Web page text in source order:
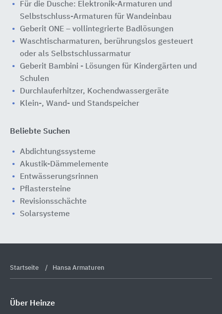
Für die Dusche: Elektronik-Armaturen und
Selbstschluss-Armaturen für Wandeinbau
Geberit ONE – vollintegrierte Badlösungen
Waschtischarmaturen, berührungslos gesteuert
oder als Selbstschlussarmatur
Geberit Bambini - Lösungen für Kindergärten und
Schulen
Durchlauferhitzer, Kochendwassergeräte
Klein-, Wand- und Standspeicher
Beliebte Suchen
Abdichtungssysteme
Akustik-Dämmelemente
Entwässerungsrinnen
Pflastersteine
Revisionsschächte
Solarsysteme
Startseite Hansa Armaturen
Über Heinze